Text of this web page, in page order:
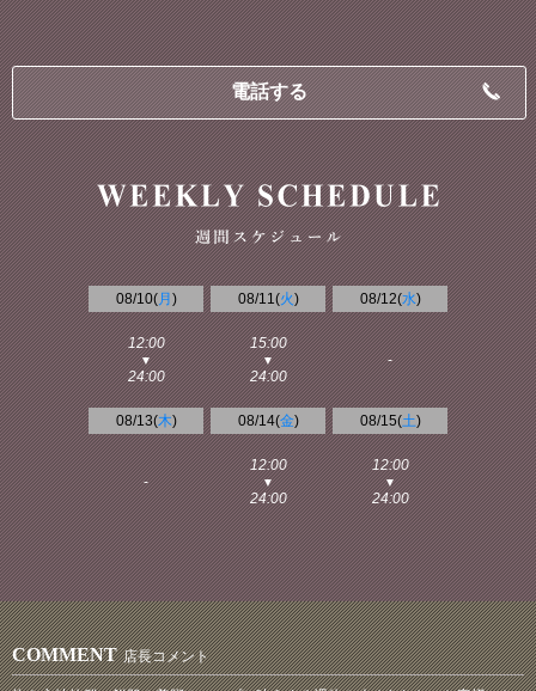
電話する
08/10(月 )
12:00
▼
24:00
08/11(火)
15:00
▼
24:00
08/12(水)
-
08/13(木)
-
08/14(金)
12:00
▼
24:00
08/15(土)
12:00
▼
24:00
COMMENT 店長コメント